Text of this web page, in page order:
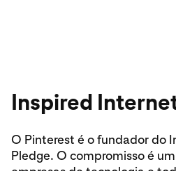
Inspired
O Pinterest é o fundador do
Pledge. O compromisso é